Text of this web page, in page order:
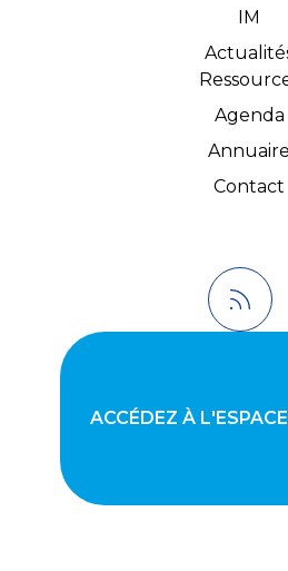
IM
Agenda
Annuaire
Contact
ACCÉDEZ À